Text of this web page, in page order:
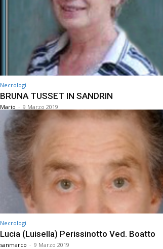
Necrologi
BRUNA TUSSET IN SANDRIN
Mario - 9 Marzo 2019
Necrologi
Lucia (Luisella) Perissinotto Ved. Boatto
sanmarco - 9 Marzo 2019